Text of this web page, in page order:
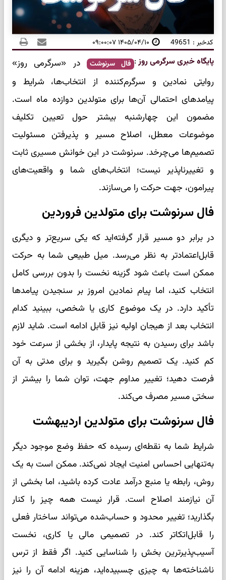
کدخبر : 49651 ۱۴۰۵/۰۴/۱۰ ۰۹:۰۰:۰۷
پایگاه خبری سرگرمی روز: فال سرنوشت
در «سرگرمی روز»
روایتی نمادین و سرگرم‌کننده از انتخاب‌ها، شرایط و
پیامدهای احتمالی آن‌ها برای متولدین دوازده ماه است.
مضمون این چهارشنبه بیشتر حول تعیین تکلیف
موضوعات معطل، اصلاح مسیر و پذیرفتن مسئولیت
تصمیم‌ها می‌چرخد. سرنوشت در این خوانش مسیری ثابت
و تغییرناپذیر نیست؛ انتخاب‌های شما و واقعیت‌های
پیرامون، جهت حرکت را می‌سازند.
فال سرنوشت برای متولدین فروردین
در برابر دو مسیر قرار گرفته‌اید که یکی سریع‌تر و دیگری
قابل‌اعتمادتر به نظر می‌رسد. میل طبیعی شما به حرکت
ممکن است باعث شود گزینه نخست را بدون بررسی کامل
انتخاب کنید، اما پیام نمادین امروز بر سنجیدن پیامدها
تأکید دارد. در یک موضوع کاری یا شخصی، ببینید کدام
انتخاب بعد از هیجان اولیه نیز قابل ادامه است. شاید لازم
باشد برای رسیدن به نتیجه پایدار، از بخشی از سرعت خود
کم کنید. یک تصمیم روشن بگیرید و برای مدتی به آن
فرصت دهید؛ تغییر مداوم جهت، توان شما را بیشتر از
سختی مسیر مصرف می‌کند.
فال سرنوشت برای متولدین اردیبهشت
شرایط شما به نقطه‌ای رسیده که حفظ وضع موجود دیگر
به‌تنهایی احساس امنیت ایجاد نمی‌کند. ممکن است به یک
روش، رابطه یا منبع درآمد عادت کرده باشید، اما بخشی از
آن نیازمند اصلاح است. قرار نیست همه چیز را کنار
بگذارید؛ تغییر محدود و حساب‌شده می‌تواند ساختار فعلی
را قابل‌اتکاتر کند. در تصمیمی مالی یا کاری، نخست
آسیب‌پذیرترین بخش را شناسایی کنید. اگر فقط از ترس
ناشناخته‌ها به چیزی چسبیده‌اید، هزینه ادامه آن را نیز